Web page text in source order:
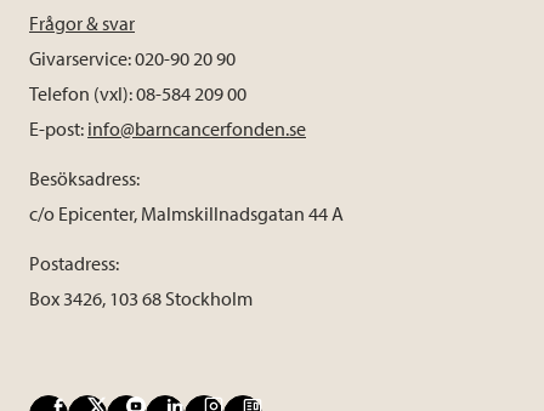
Frågor & svar
Givarservice: 020-90 20 90
Telefon (vxl): 08-584 209 00
E-post: info@barncancerfonden.se
Besöksadress:
c/o Epicenter, Malmskillnadsgatan 44 A
Postadress:
Box 3426, 103 68 Stockholm